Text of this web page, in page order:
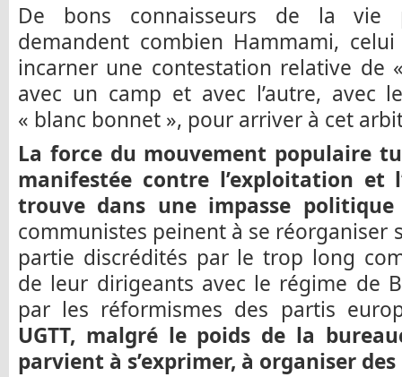
De bons connaisseurs de la vie
demandent combien Hammami,
incarner une contestation relative de
avec un camp et avec l’autre, avec
« blanc bonnet », pour arriver à cet
La force du mouvement populaire
manifestée contre l’exploitation et
trouve dans une impasse
communistes peinent à se réorganiser
partie discrédités par le trop long
de leur dirigeants avec le régime de
par les réformismes des partis
UGTT, malgré le poids de la
parvient à s’exprimer, à organiser